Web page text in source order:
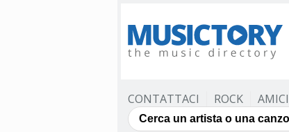
CONTATTACI ROCK AMICI